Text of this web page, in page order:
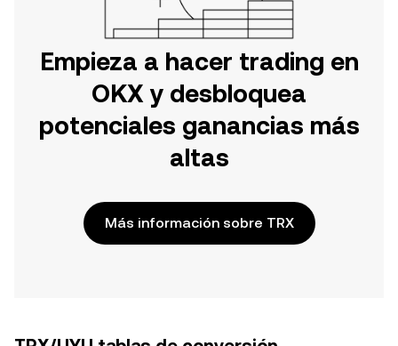
Empieza a hacer trading en
OKX y desbloquea
potenciales ganancias más
altas
Más información sobre TRX